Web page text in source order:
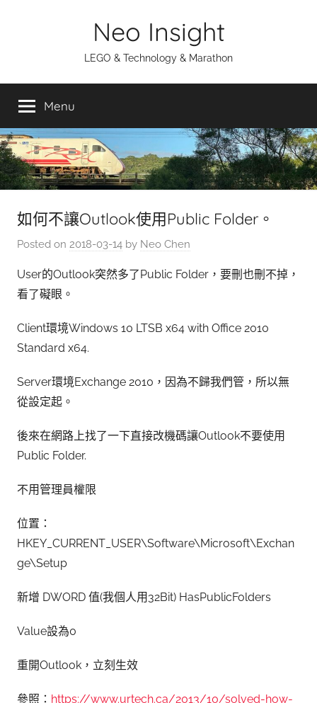
Neo Insight
LEGO & Technology & Marathon
Menu
如何不讓Outlook使用Public Folder。
Posted on 2018-03-14 by Neo Chen
User的Outlook突然多了Public Folder，要刪也刪不掉，
看了礙眼。
Client環境Windows 10 LTSB x64 with Office 2010
Standard x64.
Server環境Exchange 2010，因為不歸我們管，所以無
從設定起。
後來在網路上找了一下直接改機碼讓Outlook不要使用
Public Folder.
不用管理員權限
位置：
HKEY_CURRENT_USER\Software\Microsoft\Exchan
ge\Setup
新增 DWORD 值(我個人用32Bit) HasPublicFolders
Value設為0
重開Outlook，立刻生效
參照： https://www.urtech.ca/2013/10/solved-how-